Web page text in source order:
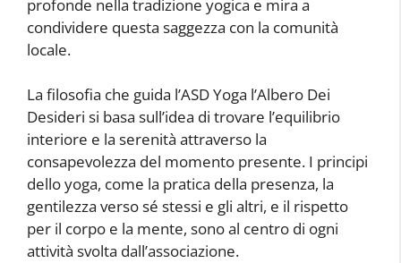
profonde nella tradizione yogica e mira a
condividere questa saggezza con la comunità
locale.
La filosofia che guida l’ASD Yoga l’Albero Dei
Desideri si basa sull’idea di trovare l’equilibrio
interiore e la serenità attraverso la
consapevolezza del momento presente. I principi
dello yoga, come la pratica della presenza, la
gentilezza verso sé stessi e gli altri, e il rispetto
per il corpo e la mente, sono al centro di ogni
attività svolta dall’associazione.